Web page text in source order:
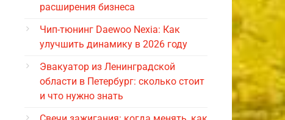
расширения бизнеса
Чип-тюнинг Daewoo Nexia: Как
улучшить динамику в 2026 году
Эвакуатор из Ленинградской
области в Петербург: сколько стоит
и что нужно знать